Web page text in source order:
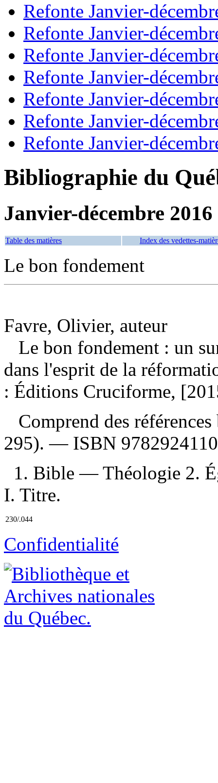
Refonte Janvier-
Refonte Janvier-
Refonte Janvier-
Refonte Janvier-
Refonte Janvier-
Refonte Janvier-
Refonte Janvier-
Bibliographie du
Janvier-décembre 2016
Table des matières Index des vedettes-
Le bon fondement
Favre, Olivier, auteur
Le bon fondement : un
dans l'esprit de la
: Éditions Cruciforme,
Comprend des
295). — ISBN
1. Bible — Théologie 2.
I. Titre.
230/.044
Confidentialité